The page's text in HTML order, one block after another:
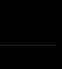
শিক্ষক
সালাম